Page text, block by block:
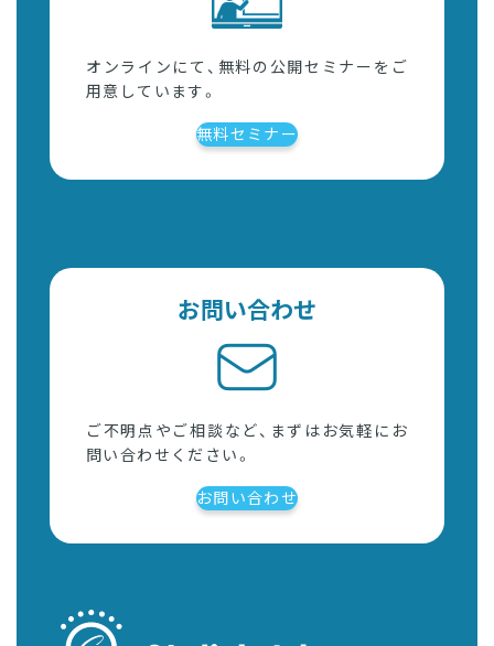
オンラインにて、無料の公開セミナーをご
用意しています。
無料セミナー
お問い合わせ
ご不明点やご相談など、まずはお気軽にお
問い合わせください。
お問い合わせ